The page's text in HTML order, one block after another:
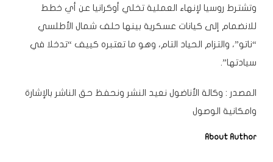
وتشترط روسيا لإنهاء العملية تخلي أوكرانيا عن أي خطط
للانضمام إلى كيانات عسكرية بينها حلف شمال الأطلسي
“ناتو”، والتزام الحياد التام، وهو ما تعتبره كييف “تدخلا في
سيادتها”.
المصدر : وكالة الأناضول نعيد النشر ونحفظ حق الناشر بالإشارة
وامكانية الوصول
About Author